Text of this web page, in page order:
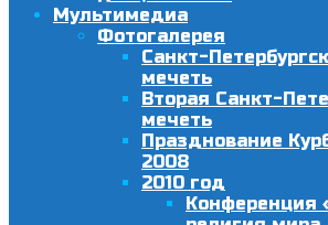
Мультимедиа
Фотогалерея
Санкт-
мечеть
Вторая Санкт-
мечеть
Празднование
2008
2010 год
Конференция